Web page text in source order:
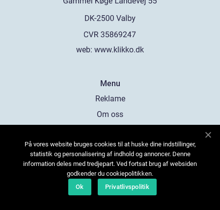
web: www.klikko.dk
Menu
Reklame
Om oss
Kontakt Oss
Sitemap
På vores website bruges cookies til at huske dine indstillinger,
statistik og personalisering af indhold og annoncer. Denne
information deles med tredjepart. Ved fortsat brug af websiden
godkender du cookiepolitikken.
Ok
Privatlivspolitik